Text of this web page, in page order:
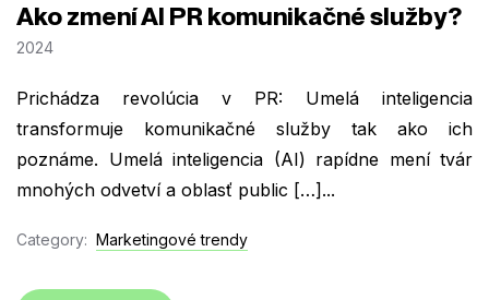
Ako zmení AI PR komunikačné služby?
2024
Prichádza revolúcia v PR: Umelá inteligencia
transformuje komunikačné služby tak ako ich
poznáme. Umelá inteligencia (AI) rapídne mení tvár
mnohých odvetví a oblasť public […]...
Category: Marketingové trendy